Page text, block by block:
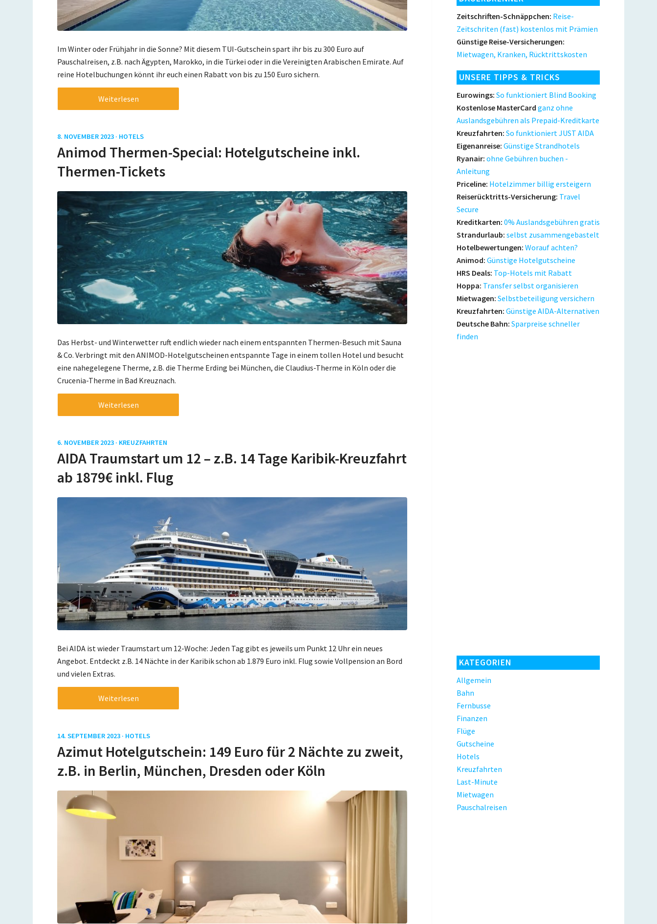
Im Winter oder Frühjahr in die Sonne? Mit diesem TUI-Gutschein spart ihr bis zu 300 Euro auf
Pauschalreisen, z.B. nach Ägypten, Marokko, in die Türkei oder in die Vereinigten Arabischen Emirate. Auf
reine Hotelbuchungen könnt ihr euch einen Rabatt von bis zu 150 Euro sichern.
Weiterlesen
8. NOVEMBER 2023 · HOTELS
Animod Thermen-Special: Hotelgutscheine inkl.
Thermen-Tickets
Das Herbst- und Winterwetter ruft endlich wieder nach einem entspannten Thermen-Besuch mit Sauna
& Co. Verbringt mit den ANIMOD-Hotelgutscheinen entspannte Tage in einem tollen Hotel und besucht
eine nahegelegene Therme, z.B. die Therme Erding bei München, die Claudius-Therme in Köln oder die
Crucenia-Therme in Bad Kreuznach.
Weiterlesen
6. NOVEMBER 2023 · KREUZFAHRTEN
AIDA Traumstart um 12 – z.B. 14 Tage Karibik-Kreuzfahrt
ab 1879€ inkl. Flug
Bei AIDA ist wieder Traumstart um 12-Woche: Jeden Tag gibt es jeweils um Punkt 12 Uhr ein neues
Angebot. Entdeckt z.B. 14 Nächte in der Karibik schon ab 1.879 Euro inkl. Flug sowie Vollpension an Bord
und vielen Extras.
Weiterlesen
14. SEPTEMBER 2023 · HOTELS
Azimut Hotelgutschein: 149 Euro für 2 Nächte zu zweit,
z.B. in Berlin, München, Dresden oder Köln
Zeitschriften-Schnäppchen: Reise-
Zeitschriten (fast) kostenlos mit Prämien
Günstige Reise-Versicherungen:
Mietwagen, Kranken, Rücktrittskosten
UNSERE TIPPS & TRICKS
Eurowings: So funktioniert Blind Booking
Kostenlose MasterCard ganz ohne
Auslandsgebühren als Prepaid-Kreditkarte
Kreuzfahrten: So funktioniert JUST AIDA
Eigenanreise: Günstige Strandhotels
Ryanair: ohne Gebühren buchen -
Anleitung
Priceline: Hotelzimmer billig ersteigern
Reiserücktritts-Versicherung: Travel
Secure
Kreditkarten: 0% Auslandsgebühren gratis
Strandurlaub: selbst zusammengebastelt
Hotelbewertungen: Worauf achten?
Animod: Günstige Hotelgutscheine
HRS Deals: Top-Hotels mit Rabatt
Hoppa: Transfer selbst organisieren
Mietwagen: Selbstbeteiligung versichern
Kreuzfahrten: Günstige AIDA-Alternativen
Deutsche Bahn: Sparpreise schneller
finden
KATEGORIEN
Allgemein
Bahn
Fernbusse
Finanzen
Flüge
Gutscheine
Hotels
Kreuzfahrten
Last-Minute
Mietwagen
Pauschalreisen